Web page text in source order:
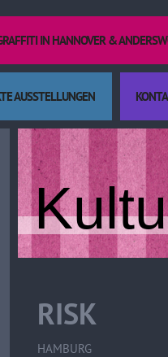
IN HANNOVER &
AUSSTELLUNGEN
RISK
HAMBURG